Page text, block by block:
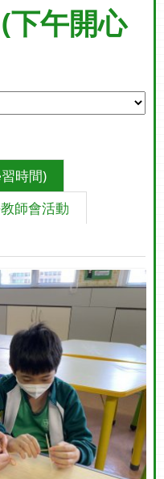
午開心
時間)
師會活動